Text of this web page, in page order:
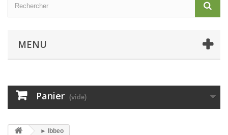
MENU
Panier (vide)
► Ibbeo